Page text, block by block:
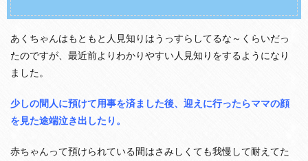
あくちゃんはもともと人見知りはうっすらしてるな～くらいだっ
たのですが、最近前よりわかりやすい人見知りをするようになり
ました。
少しの間人に預けて用事を済ました後、迎えに行ったらママの顔
を見た途端泣き出したり。
赤ちゃんって預けられている間はさみしくても我慢して耐えてた